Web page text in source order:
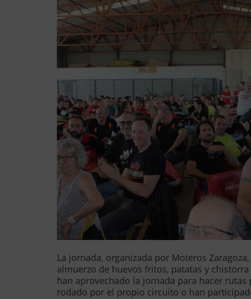
La jornada, organizada por Moteros
almuerzo de huevos fritos, patatas y
han aprovechado la jornada para hacer
rodado por el propio circuito o han